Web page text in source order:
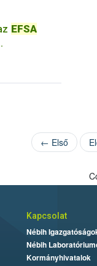
EFSA
← Első
Kapcsolat
Nébih
Nébih
Kormányhivatalok